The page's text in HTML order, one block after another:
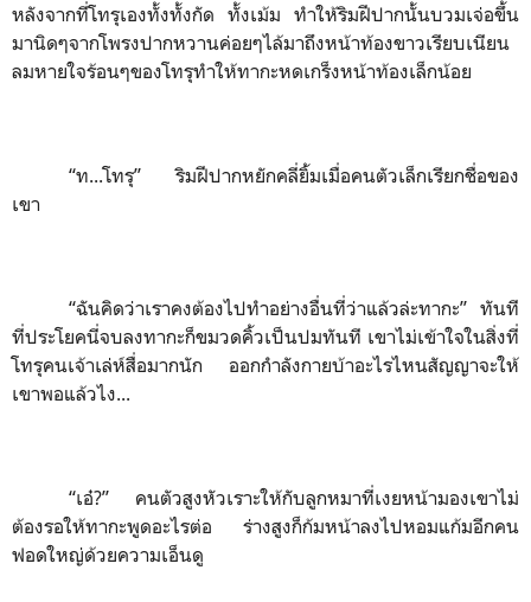
หลังจากที่โทรุเองทั้งทั้งกัด ทั้งเม้ม ทำให้ริมฝีปากนั้นบวมเจ่อขึ้น
มานิดๆจากโพรงปากหวานค่อยๆไล้มาถึงหน้าท้องขาวเรียบเนียน
ลมหายใจร้อนๆของโทรุทำให้ทากะหดเกร็งหน้าท้องเล็กน้อย
“ท...โทรุ”ริมฝีปากหยักคลี่ยิ้มเมื่อคนตัวเล็กเรียกชื่อของ
เขา
“ฉันคิดว่าเราคงต้องไปทำอย่างอื่นที่ว่าแล้วล่ะทากะ” ทันที
ที่ประโยคนี่จบลงทากะก็ขมวดคิ้วเป็นปมทันที เขาไม่เข้าใจในสิ่งที่
โทรุคนเจ้าเล่ห์สื่อมากนัก ออกกำลังกายบ้าอะไรไหนสัญญาจะให้
เขาพอแล้วไง...
“เอ๋?” คนตัวสูงหัวเราะให้กับลูกหมาที่เงยหน้ามองเขาไม่
ต้องรอให้ทากะพูดอะไรต่อ ร่างสูงก็ก้มหน้าลงไปหอมแก้มอีกคน
ฟอดใหญ่ด้วยความเอ็นดู